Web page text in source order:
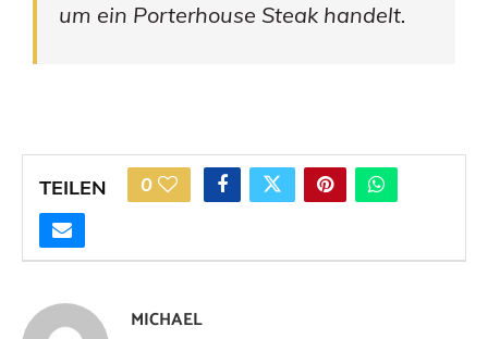
um ein Porterhouse Steak handelt.
TEILEN 0
MICHAEL